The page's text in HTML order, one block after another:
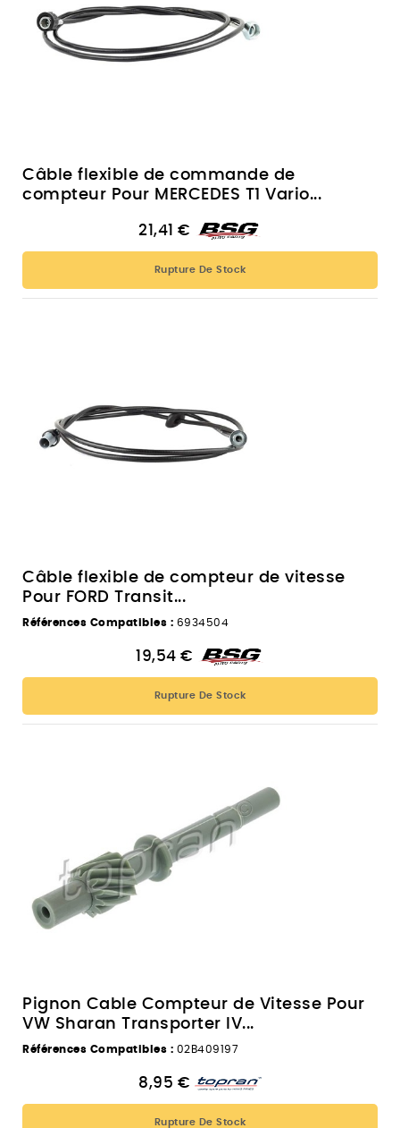
Câble flexible de commande de
compteur Pour MERCEDES T1 Vario...
21,41 €
Rupture De Stock
Câble flexible de compteur de vitesse
Pour FORD Transit...
Références Compatibles : 6934504
19,54 €
Rupture De Stock
Pignon Cable Compteur de Vitesse Pour
VW Sharan Transporter IV...
Références Compatibles : 02B409197
8,95 €
Rupture De Stock